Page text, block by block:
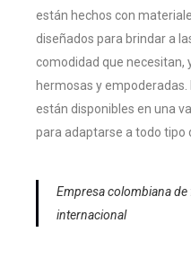
están hechos con
diseñados para brindar a
comodidad que necesitan,
hermosas y
están disponibles en una
para adaptarse a todo tipo
Empresa colombiana
internacional